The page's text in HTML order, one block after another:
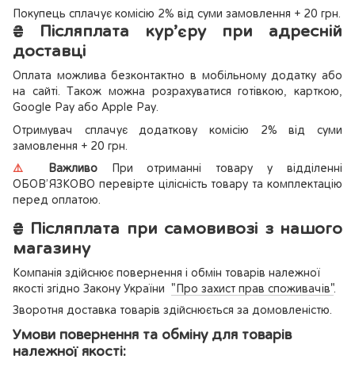
Покупець сплачує комісію 2% від суми замовлення + 20 грн.
₴ Післяплата кур’єру при адресній
доставці
Оплата можлива безконтактно в мобільному додатку або
на сайті. Також можна розрахуватися готівкою, карткою,
Google Pay або Apple Pay.
Отримувач сплачує додаткову комісію 2% від суми
замовлення + 20 грн.
⚠️
ВажливоПри отриманні товару у відділенні
ОБОВ’ЯЗКОВО перевірте цілісність товару та комплектацію
перед оплатою.
₴ Післяплата при самовивозі з нашого
магазину
Компанія здійснює повернення і обмін товарів належної
якості згідно Закону України "Про захист прав споживачів".
Зворотня доставка товарів здійснюється за домовленістю.
Умови повернення та обміну для товарів
належної якості: